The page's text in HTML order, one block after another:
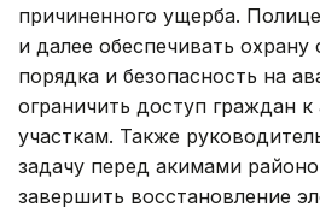
причиненного ущерба.
и далее обеспечивать охрану
порядка и безопасность на
ограничить доступ граждан
участкам. Также
задачу перед акимами
завершить восстановление